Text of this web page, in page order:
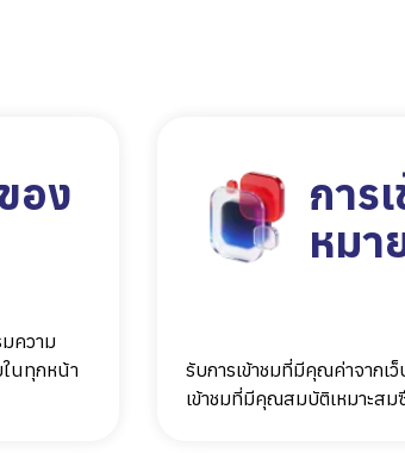
อง
ความ
ในทุกหน้า
การ
หมา
รับการเข้าชมที่มีคุณค่าจากเ
เข้าชมที่มีคุณสมบัติเหมาะส